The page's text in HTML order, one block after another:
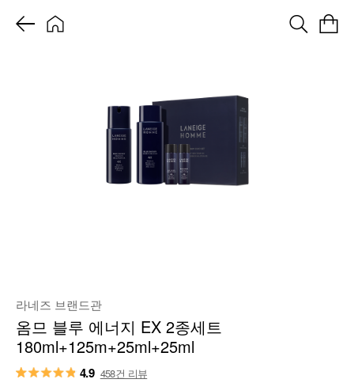
라네즈 브랜드관
옴므 블루 에너지 EX 2종세트
180ml+125m+25ml+25ml
4.9 458건 리뷰